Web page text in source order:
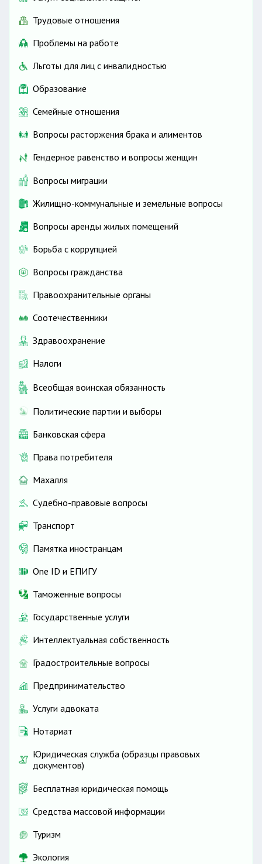
Трудовые отношения
Проблемы на работе
Льготы для лиц с инвалидностью
Образование
Семейные отношения
Вопросы расторжения брака и алиментов
Гендерное равенство и вопросы женщин
Вопросы миграции
Жилищно-коммунальные и земельные вопросы
Вопросы аренды жилых помещений
Борьба с коррупцией
Вопросы гражданства
Правоохранительные органы
Соотечественники
Здравоохранение
Налоги
Всеобщая воинская обязанность
Политические партии и выборы
Банковская сфера
Права потребителя
Махалля
Судебно-правовые вопросы
Транспорт
Памятка иностранцам
One ID и ЕПИГУ
Таможенные вопросы
Государственные услуги
Интеллектуальная собственность
Градостроительные вопросы
Предпринимательство
Услуги адвоката
Нотариат
Юридическая служба (образцы правовых
документов)
Бесплатная юридическая помощь
Средства массовой информации
Туризм
Экология